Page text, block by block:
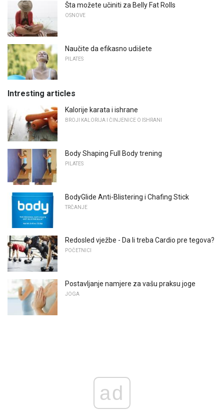
Šta možete učiniti za Belly Fat Rolls
OSNOVE
Naučite da efikasno udišete
PILATES
Intresting articles
Kalorije karata i ishrane
BROJI KALORIJA I ČINJENICE O ISHRANI
Body Shaping Full Body trening
PILATES
BodyGlide Anti-Blistering i Chafing Stick
TRČANJE
Redosled vježbe - Da li treba Cardio pre tegova?
POČETNICI
Postavljanje namjere za vašu praksu joge
JOGA
ad